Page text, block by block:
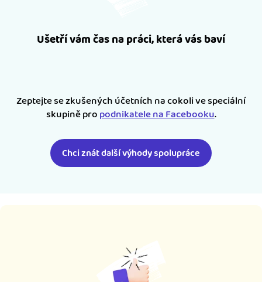
Ušetří vám čas na práci, která vás baví
Zeptejte se zkušených účetních na cokoli ve speciální
skupině propodnikatele na Facebooku.
Chci znát další výhody spolupráce